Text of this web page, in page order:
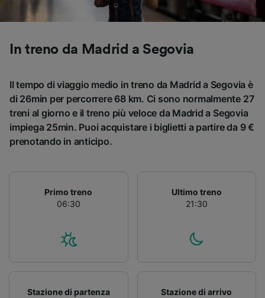
In treno da Madrid a Segovia
Il tempo di viaggio medio in treno da Madrid a Segovia è
di 26min per percorrere 68 km. Ci sono normalmente 27
treni al giorno e il treno più veloce da Madrid a Segovia
impiega 25min. Puoi acquistare i biglietti a partire da 9 €
prenotando in anticipo.
Primo treno
06:30
Ultimo treno
21:30
Stazione di partenza
Stazione di arrivo